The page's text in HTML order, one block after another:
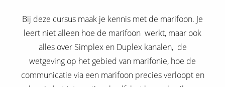
Bij deze cursus maak je kennis met de marifoon. Je
leert niet alleen hoe de marifoon werkt, maar ook
alles over Simplex en Duplex kanalen, de
wetgeving op het gebied van marifonie, hoe de
communicatie via een marifoon precies verloopt en